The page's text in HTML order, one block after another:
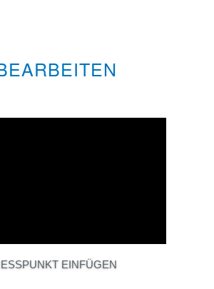
EINFÜGEN